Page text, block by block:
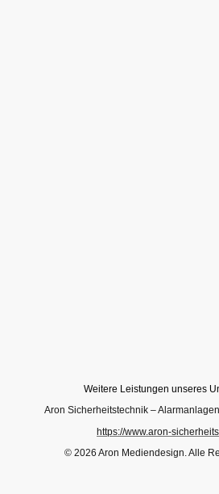
Weitere Leistungen unseres
Aron Sicherheitstechnik –
https://www.aron-
© 2026 Aron Mediendesign. Alle